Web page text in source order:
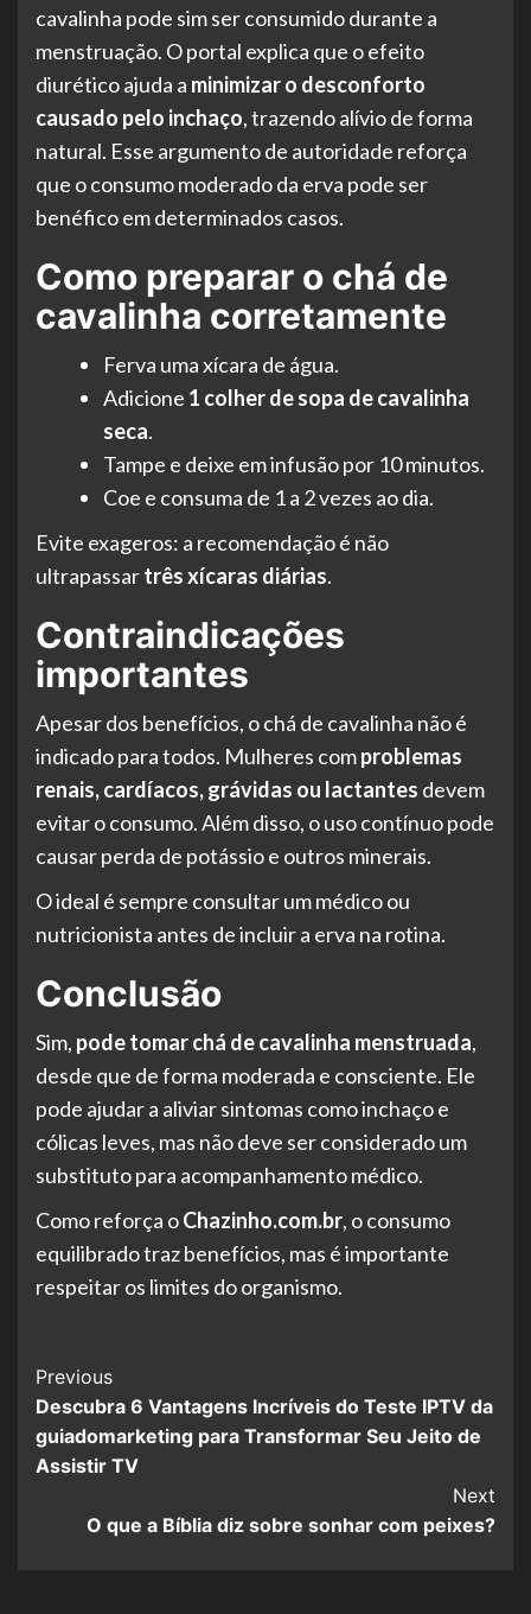
cavalinha pode sim ser consumido durante a
menstruação. O portal explica que o efeito
diurético ajuda a minimizar o desconforto
causado pelo inchaço, trazendo alívio de forma
natural. Esse argumento de autoridade reforça
que o consumo moderado da erva pode ser
benéfico em determinados casos.
Como preparar o chá de
cavalinha corretamente
Ferva uma xícara de água.
Adicione 1 colher de sopa de cavalinha
seca.
Tampe e deixe em infusão por 10 minutos.
Coe e consuma de 1 a 2 vezes ao dia.
Evite exageros: a recomendação é não
ultrapassartrês xícaras diárias.
Contraindicações
importantes
Apesar dos benefícios, o chá de cavalinha não é
indicado para todos. Mulheres comproblemas
renais, cardíacos, grávidas ou lactantes devem
evitar o consumo. Além disso, o uso contínuo pode
causar perda de potássio e outros minerais.
O ideal é sempre consultar um médico ou
nutricionista antes de incluir a erva na rotina.
Conclusão
Sim, pode tomar chá de cavalinha menstruada,
desde que de forma moderada e consciente. Ele
pode ajudar a aliviar sintomas como inchaço e
cólicas leves, mas não deve ser considerado um
substituto para acompanhamento médico.
Como reforça oChazinho.com.br, o consumo
equilibrado traz benefícios, mas é importante
respeitar os limites do organismo.
Post
Navigation
Previous
Descubra 6 Vantagens Incríveis do Teste IPTV da
guiadomarketing para Transformar Seu Jeito de
Assistir TV
Next
O que a Bíblia diz sobre sonhar com peixes?